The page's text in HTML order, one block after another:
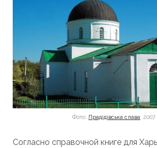
Фото: Прадідівська слава, 2007
Согласно справочной книге для